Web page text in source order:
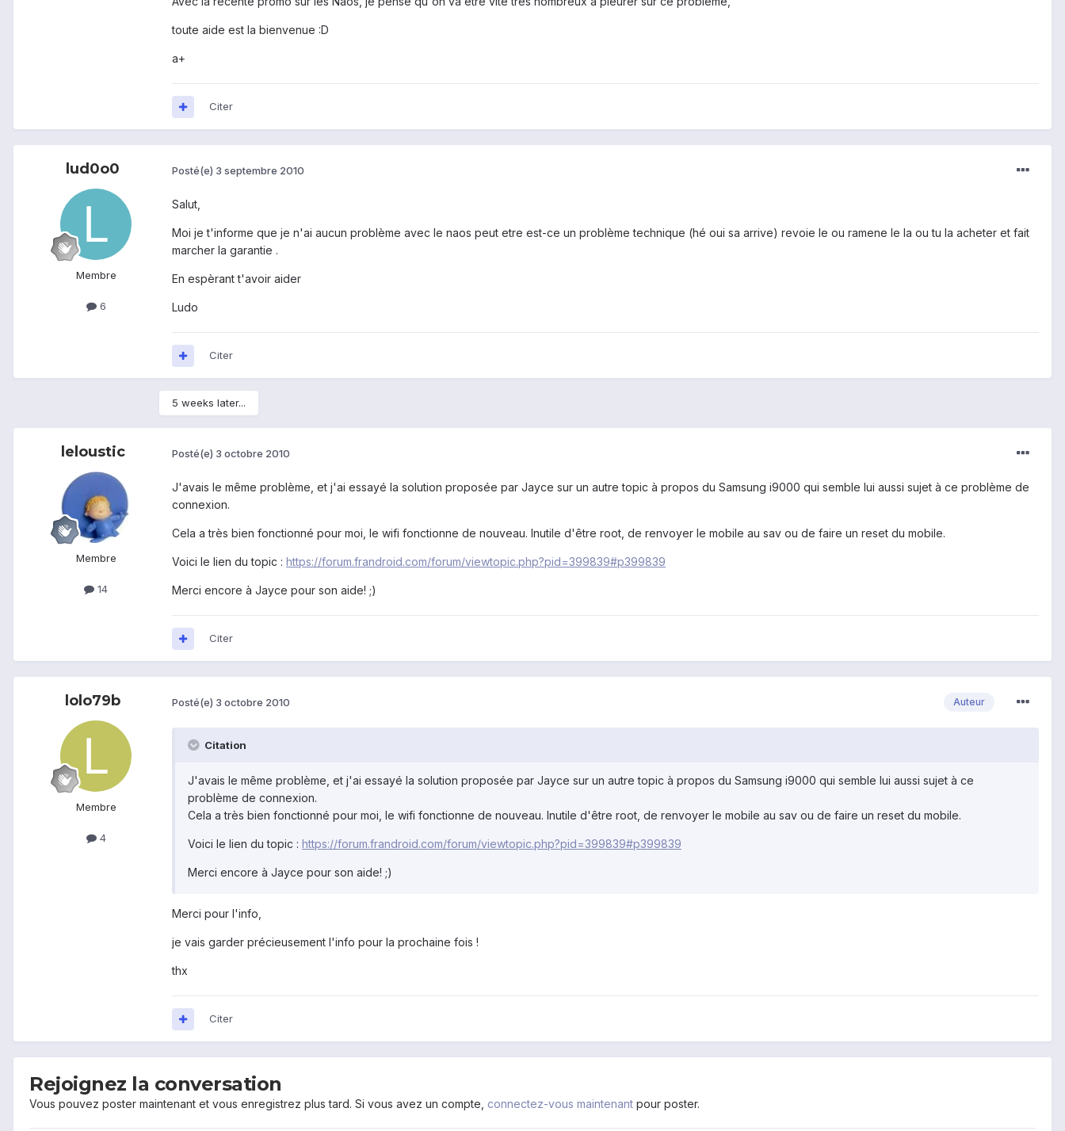
toute aide est la bienvenue :D
a+
Citer
lud0o0
Membre
6
Posté(e) 3 septembre 2010
Salut,
Moi je t'informe que je n'ai aucun problème avec le naos peut etre est-ce un problème technique (hé oui sa arrive) revoie le ou ramene le la ou tu la acheter et fait
marcher la garantie .
En espèrant t'avoir aider
Ludo
Citer
5 weeks later...
leloustic
Membre
14
Posté(e) 3 octobre 2010
J'avais le même problème, et j'ai essayé la solution proposée par Jayce sur un autre topic à propos du Samsung i9000 qui semble lui aussi sujet à ce problème de
connexion.
Cela a très bien fonctionné pour moi, le wifi fonctionne de nouveau. Inutile d'être root, de renvoyer le mobile au sav ou de faire un reset du mobile.
Voici le lien du topic : https://forum.frandroid.com/forum/viewtopic.php?pid=399839#p399839
Merci encore à Jayce pour son aide! ;)
Citer
lolo79b
Membre
4
Auteur
Posté(e) 3 octobre 2010
Citation
J'avais le même problème, et j'ai essayé la solution proposée par Jayce sur un autre topic à propos du Samsung i9000 qui semble lui aussi sujet à ce
problème de connexion.
Cela a très bien fonctionné pour moi, le wifi fonctionne de nouveau. Inutile d'être root, de renvoyer le mobile au sav ou de faire un reset du mobile.
Voici le lien du topic : https://forum.frandroid.com/forum/viewtopic.php?pid=399839#p399839
Merci encore à Jayce pour son aide! ;)
Merci pour l'info,
je vais garder précieusement l'info pour la prochaine fois !
thx
Citer
Rejoignez la conversation
Vous pouvez poster maintenant et vous enregistrez plus tard. Si vous avez un compte, connectez-vous maintenant pour poster.